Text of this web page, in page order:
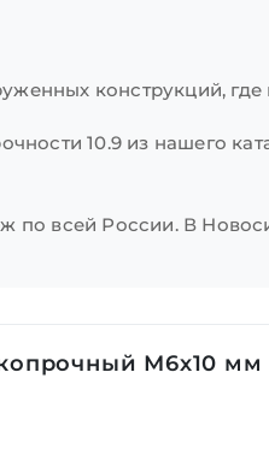
конструкций, где
10.9 из нашего
всей России. В
М6х10 мм